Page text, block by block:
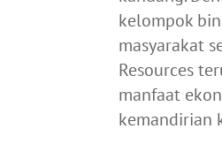
kelompok
masyarakat
Resources
manfaat
kemandirian